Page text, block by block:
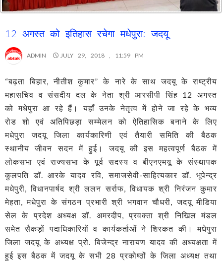
12 अगस्त को इतिहास रचेगा मधेपुरा: जदयू
ADMIN JULY 29, 2018 , 11:59 PM
“बढ़ता बिहार, नीतीश कुमार” के नारे के साथ जदयू के राष्ट्रीय
महासचिव व संसदीय दल के नेता श्री आरसीपी सिंह 12 अगस्त
को मधेपुरा आ रहे हैं। यहाँ उनके नेतृत्व में होने जा रहे के भव्य
रोड शो एवं अतिपिछड़ा सम्मेलन को ऐतिहासिक बनाने के लिए
मधेपुरा जदयू जिला कार्यकारिणी एवं तैयारी समिति की बैठक
स्थानीय जीवन सदन में हुई। जदयू की इस महत्वपूर्ण बैठक में
लोकसभा एवं राज्यसभा के पूर्व सदस्य व बीएनएमयू के संस्थापक
कुलपति डॉ. आरके यादव रवि, समाजसेवी-साहित्यकार डॉ. भूपेन्द्र
मधेपुरी, विधानपार्षद श्री ललन सर्राफ, विधायक श्री निरंजन कुमार
मेहता, मधेपुरा के संगठन प्रभारी श्री भगवान चौधरी, जदयू मीडिया
सेल के प्रदेश अध्यक्ष डॉ. अमरदीप, प्रवक्ता श्री निखिल मंडल
समेत सैकड़ों पदाधिकारियों व कार्यकर्ताओं ने शिरकत की। मधेपुरा
जिला जदयू के अध्यक्ष प्रो. बिजेन्द्र नारायण यादव की अध्यक्षता में
हुई इस बैठक में जदयू के सभी 28 प्रकोष्ठों के जिला अध्यक्ष तथा